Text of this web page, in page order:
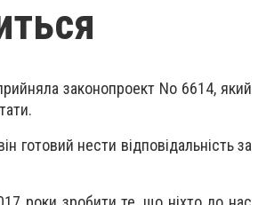
законопроект No 6614, який
готовий нести відповідальність за